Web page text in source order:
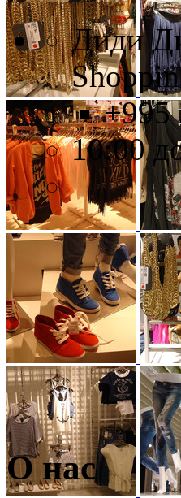
Диди
+995
10:00
О нас